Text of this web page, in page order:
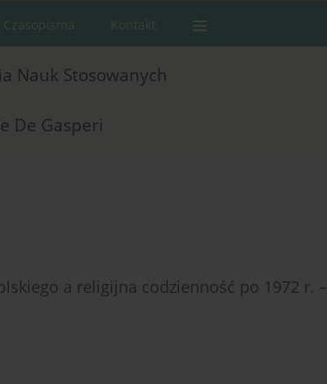
Czasopisma Kontakt
Nauk Stosowanych
De Gasperi
a religijna codzienność po 1972 r. –